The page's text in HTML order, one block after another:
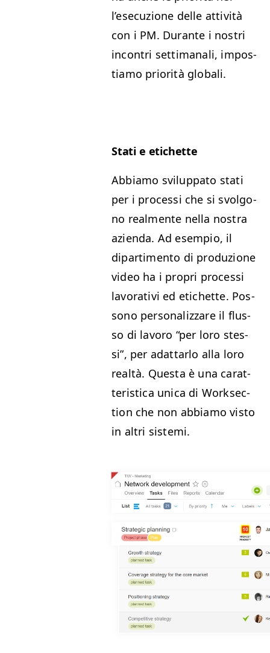
l’ese­cuzione delle attiv­ità
con i PM. Durante i nos­tri
incon­tri set­ti­manali, impos­
ti­amo pri­or­ità globali.
Sta­ti e etichette
Abbi­amo svilup­pa­to sta­ti
per i pro­ces­si che si svol­go­
no real­mente nel­la nos­tra
azien­da. Ad esem­pio, il
dipar­ti­men­to di pro­duzione
video ha i pro­pri pro­ces­si
lavo­ra­tivi ed etichette. Pos­
sono per­son­al­iz­zare il flus­
so di lavoro “per loro stes­
si”, per adat­tar­lo alla loro
realtà. Ques­ta è una carat­
ter­is­ti­ca uni­ca di Work­sec­
tion che non abbi­amo vis­to
in altri sistemi.